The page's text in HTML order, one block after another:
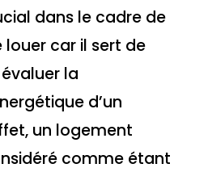
dans le cadre de
louer car il sert de
la
d’un
un logement
comme étant